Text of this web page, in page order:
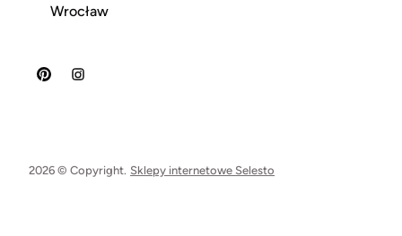
Wrocław
2026 © Copyright. Sklepy internetowe Selesto